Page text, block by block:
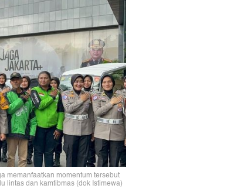
memanfaatkan momentum tersebut
lintas dan kamtibmas (dok Istimewa)